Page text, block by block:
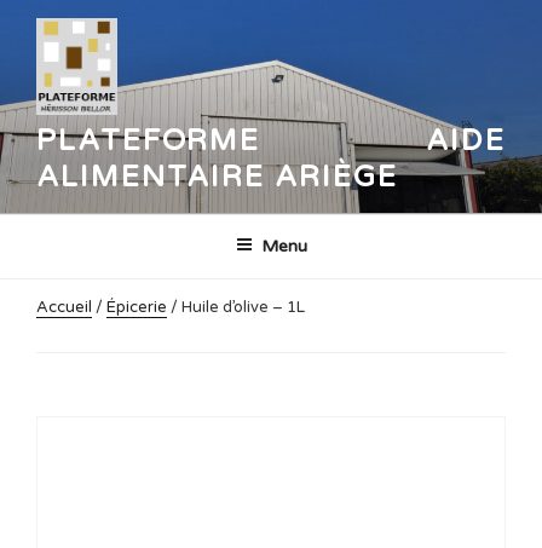
contenu
principal
PLATEFORME AIDE
ALIMENTAIRE ARIÈGE
Menu
Accueil / Épicerie / Huile d’olive – 1L